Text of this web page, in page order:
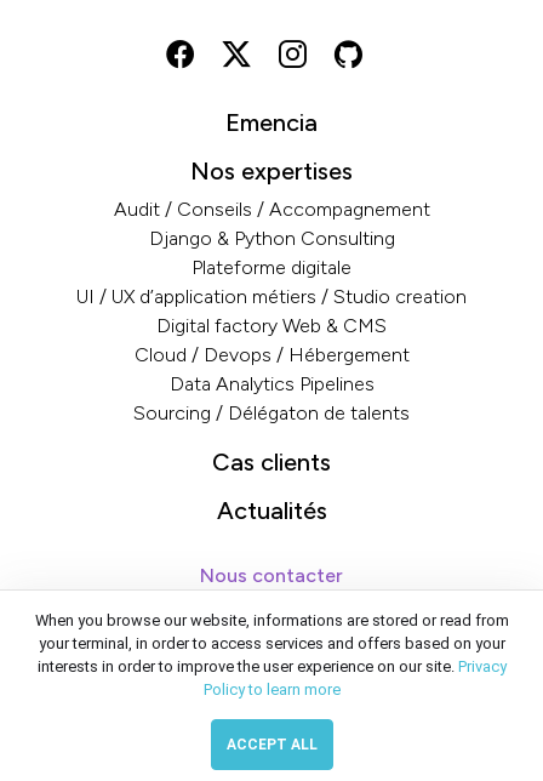
Emencia
Nos expertises
Audit / Conseils / Accompagnement
Django & Python Consulting
Plateforme digitale
UI / UX d’application métiers / Studio creation
Digital factory Web & CMS
Cloud / Devops / Hébergement
Data Analytics Pipelines
Sourcing / Délégaton de talents
Cas clients
Actualités
Nous contacter
+33 1 47 20 23 01
117 rue de Charenton, 75012 Paris France
Mentions légales
When you browse our website, informations are stored or read from
your terminal, in order to access services and offers based on your
interests in order to improve the user experience on our site. Privacy
Policy to learn more
ACCEPT ALL